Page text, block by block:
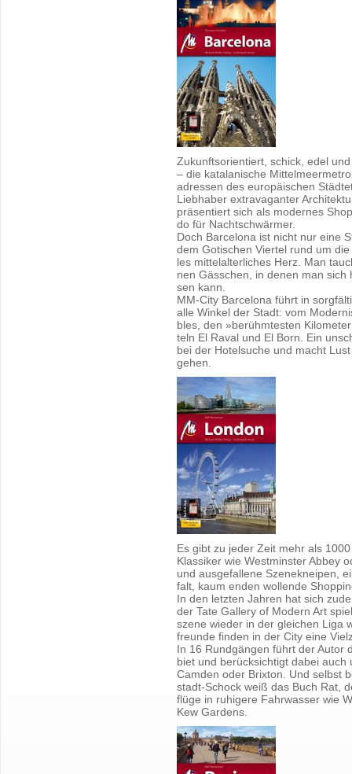
Zu­kunfts­ori­en­tiert, schick, edel
– die ka­ta­la­ni­sche
adres­sen des eu­ro­päi­schen
Lieb­ha­ber ex­tra­va­gan­ter
prä­sen­tiert sich als mo­der­nes
do für Nacht­schwär­mer.
Doch Bar­ce­lo­na ist nicht nur eine
dem Go­ti­schen Vier­tel rund um
les mit­tel­al­ter­li­ches Herz. Man
nen Gäss­chen, in denen man
sen kann.
MM-City Bar­ce­lo­na führt in
alle Win­kel der Stadt: vom
bles, den »be­rühm­tes­ten
teln El Raval und El Born. Ein
bei der Ho­tel­su­che und macht
ge­hen.
Es gibt zu jeder Zeit mehr als
Klas­si­ker wie West­mins­ter Abbey
und aus­ge­fal­le­ne Sze­ne­knei­pen,
falt, kaum enden wol­len­de
In den letz­ten Jah­ren hat sich
der Tate Gal­le­ry of Mo­dern Art
sze­ne wie­der in der glei­chen Liga
freun­de fin­den in der City eine
In 16 Rund­gän­gen führt der
biet und be­rück­sich­tigt dabei
Cam­den oder Brix­ton. Und selbst
stadt-Schock weiß das Buch Rat,
flü­ge in ru­hi­ge­re Fahr­was­ser wie
Kew Gar­dens.